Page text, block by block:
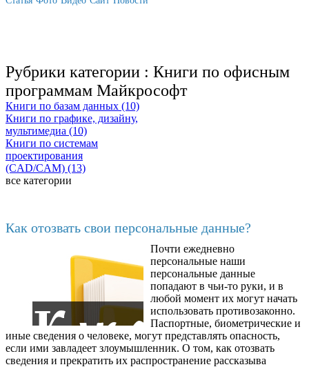
Рубрики категории : Книги по офисным
программам Майкрософт
Книги по базам данных (10)
Книги по графике, дизайну,
мультимедиа (10)
Книги по системам
проектирования
(CAD/CAM) (13)
все категории
Как отозвать свои персональные данные?
Почти ежедневно
персональные наши
персональные данные
попадают в чьи-то руки, и в
любой момент их могут начать
использовать противозаконно.
Паспортные, биометрические и
иные сведения о человеке, могут представлять опасность,
если ими завладеет злоумышленник. О том, как отозвать
сведения и прекратить их распространение рассказыва